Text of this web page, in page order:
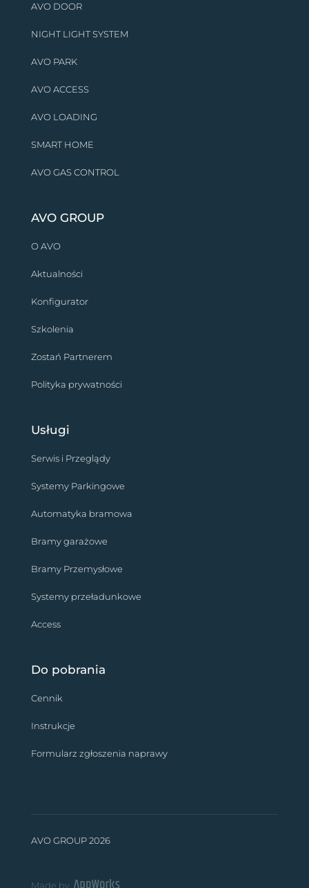
AVO DOOR
NIGHT LIGHT SYSTEM
AVO PARK
AVO ACCESS
AVO LOADING
SMART HOME
AVO GAS CONTROL
AVO GROUP
O AVO
Aktualności
Konfigurator
Szkolenia
Zostań Partnerem
Polityka prywatności
Usługi
Serwis i Przeglądy
Systemy Parkingowe
Automatyka bramowa
Bramy garażowe
Bramy Przemysłowe
Systemy przeładunkowe
Access
Do pobrania
Cennik
Instrukcje
Formularz zgłoszenia naprawy
AVO GROUP 2026
Made by